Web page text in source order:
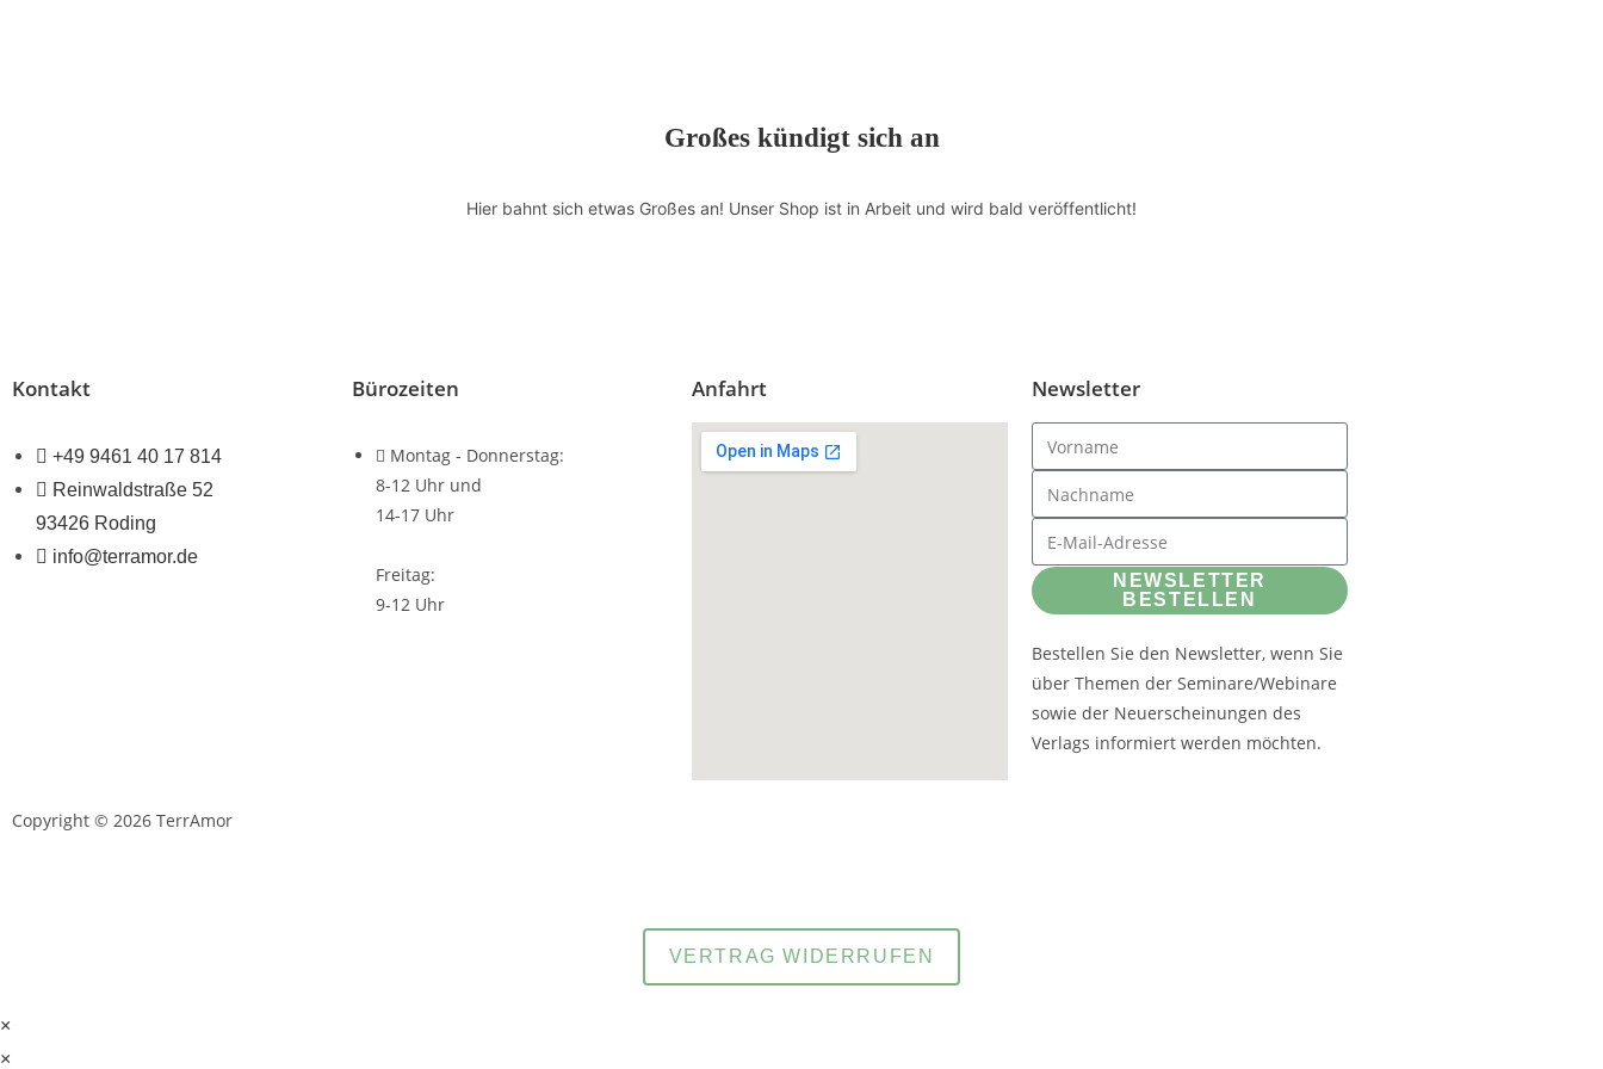
Großes kündigt sich an
Hier bahnt sich etwas Großes an! Unser Shop ist in Arbeit und wird bald veröffentlicht!
Kontakt
+49 9461 40 17 814
Reinwaldstraße 52
93426 Roding
info@terramor.de
Bürozeiten
Montag - Donnerstag:
8-12 Uhr und
14-17 Uhr
Freitag:
9-12 Uhr
Anfahrt Newsletter
NEWSLETTER
BESTELLEN
Bestellen Sie den Newsletter, wenn Sie
über Themen der Seminare/Webinare
sowie der Neuerscheinungen des
Verlags informiert werden möchten.
Copyright © 2026 TerrAmor
VERTRAG WIDERRUFEN
×
×